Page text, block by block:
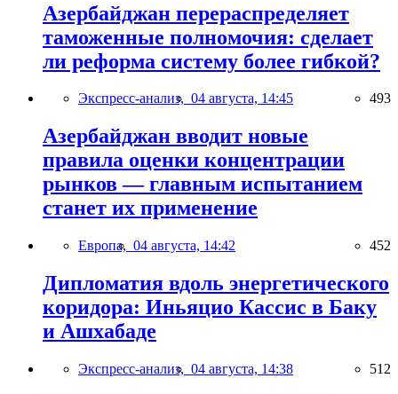
Азербайджан перераспределяет
таможенные полномочия: сделает
ли реформа систему более гибкой?
Экспресс-анализ, 04 августа, 14:45 493
Азербайджан вводит новые
правила оценки концентрации
рынков — главным испытанием
станет их применение
Европа, 04 августа, 14:42 452
Дипломатия вдоль энергетического
коридора: Иньяцио Кассис в Баку
и Ашхабаде
Экспресс-анализ, 04 августа, 14:38 512